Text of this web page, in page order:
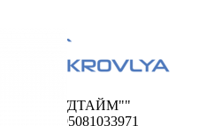
ООО "ФУДТАЙМ""
ОГРН 1195081033971